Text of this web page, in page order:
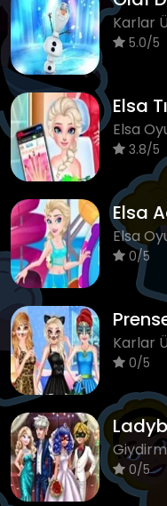
Karlar
5.0/5
Elsa
Elsa
3.8/5
Elsa
Elsa
0/5
Karlar
0/5
0/5